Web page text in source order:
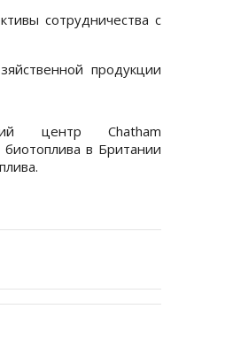
сотрудничества с
продукции
центр Chatham
биотоплива в Британии